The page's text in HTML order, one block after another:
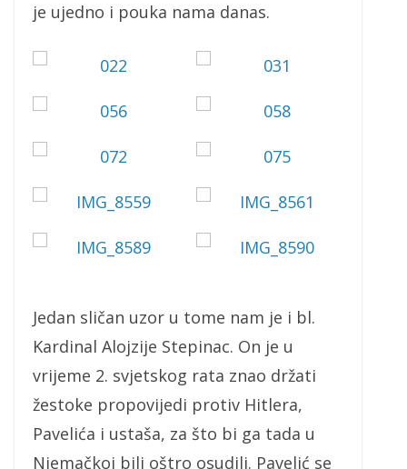
je ujedno i pouka nama danas.
Jedan sličan uzor u tome nam je i bl.
Kardinal Alojzije Stepinac. On je u
vrijeme 2. svjetskog rata znao držati
žestoke propovijedi protiv Hitlera,
Pavelića i ustaša, za što bi ga tada u
Njemačkoj bili oštro osudili. Pavelić se